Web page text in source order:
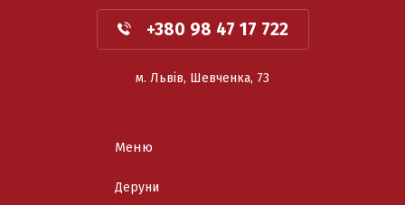
+380 98 47 17 722
м. Львів, Шевченка, 73
Меню
Деруни